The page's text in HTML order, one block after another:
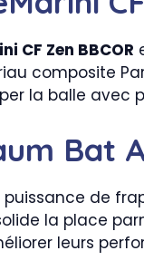
CF Zen BBCOR
composite
la balle avec
Bat
de
la place
leurs